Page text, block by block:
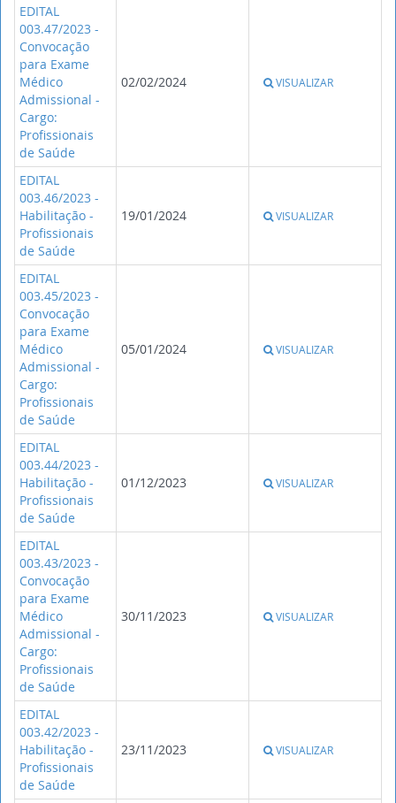
EDITAL
003.47/2023 -
Convocação
para Exame
Médico
Admissional -
Cargo:
Profissionais
de Saúde
02/02/2024 VISUALIZAR
EDITAL
003.46/2023 -
Habilitação -
Profissionais
de Saúde
19/01/2024 VISUALIZAR
EDITAL
003.45/2023 -
Convocação
para Exame
Médico
Admissional -
Cargo:
Profissionais
de Saúde
05/01/2024 VISUALIZAR
EDITAL
003.44/2023 -
Habilitação -
Profissionais
de Saúde
01/12/2023 VISUALIZAR
EDITAL
003.43/2023 -
Convocação
para Exame
Médico
Admissional -
Cargo:
Profissionais
de Saúde
30/11/2023 VISUALIZAR
EDITAL
003.42/2023 -
Habilitação -
Profissionais
de Saúde
23/11/2023 VISUALIZAR